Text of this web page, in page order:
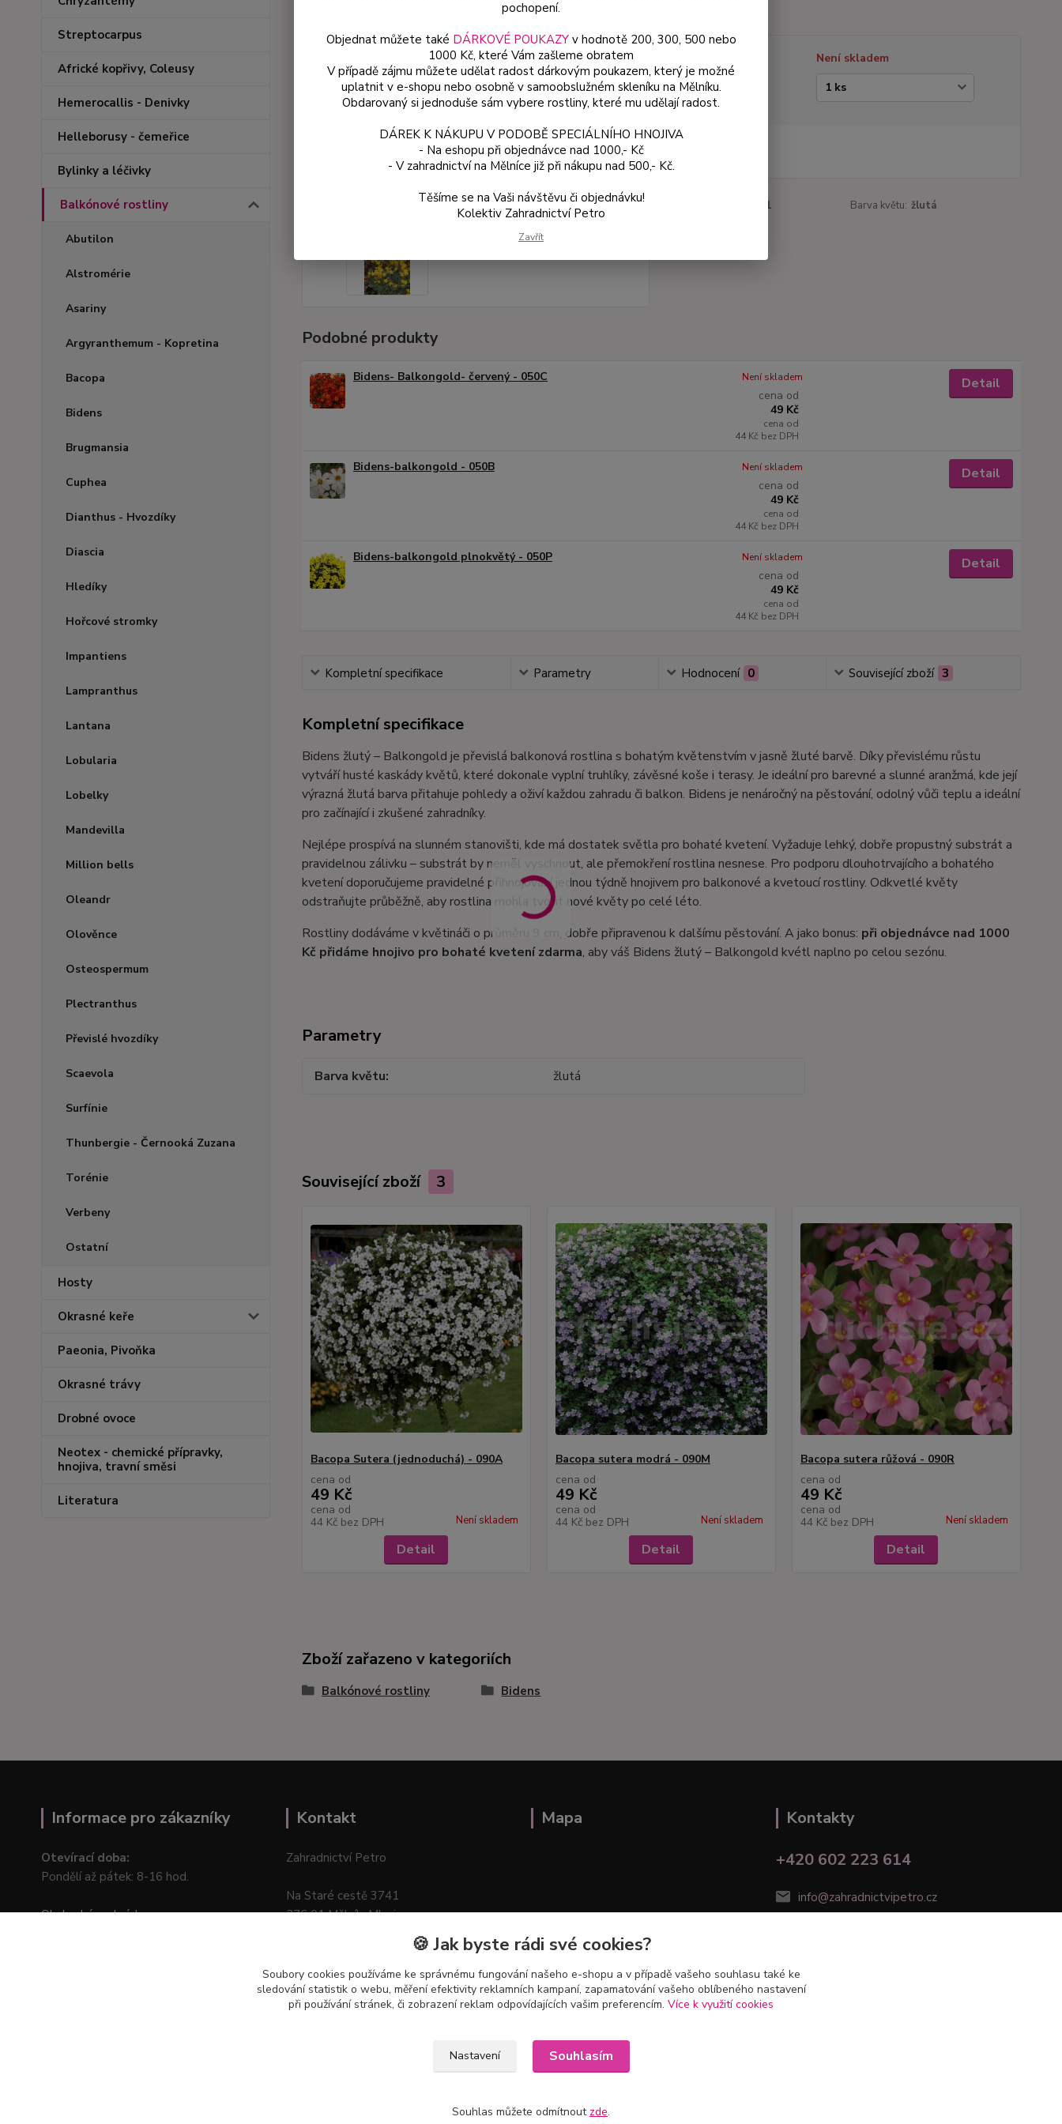
Streptocarpus
Africké kopřivy, Coleusy
Hemerocallis - Denivky
Helleborusy - čemeřice
Bylinky a léčivky
Balkónové rostliny
Abutilon
Alstromérie
Asariny
Argyranthemum - Kopretina
Bacopa
Bidens
Brugmansia
Cuphea
Dianthus - Hvozdíky
Diascia
Hledíky
Hořcové stromky
Impantiens
Lampranthus
Lantana
Lobularia
Lobelky
Mandevilla
Million bells
Oleandr
Olověnce
Osteospermum
Plectranthus
Převislé hvozdíky
Scaevola
Surfínie
Thunbergie - Černooká Zuzana
Torénie
Verbeny
Ostatní
Hosty
Okrasné keře
Paeonia, Pivoňka
Okrasné trávy
Drobné ovoce
Neotex - chemické přípravky,
hnojiva, travní směsi
Literatura
Není skladem
Varianta
50-1 Barva květu: žlutá
Podobné produkty
Bidens- Balkongold- červený - 050C
cena od
49 Kč
cena od
44 Kč bez DPH
Není skladem Detail
Bidens-balkongold - 050B
cena od
49 Kč
cena od
44 Kč bez DPH
Není skladem Detail
Bidens-balkongold plnokvětý - 050P
cena od
49 Kč
cena od
44 Kč bez DPH
Není skladem Detail
Kompletní specifikace Parametry Hodnocení 0 Související zboží 3
Kompletní specifikace
Bidens žlutý – Balkongold je převislá balkonová rostlina s bohatým květenstvím v jasně žluté barvě. Díky převislému růstu
vytváří husté kaskády květů, které dokonale vyplní truhlíky, závěsné koše i terasy. Je ideální pro barevné a slunné aranžmá, kde její
výrazná žlutá barva přitahuje pohledy a oživí každou zahradu či balkon. Bidens je nenáročný na pěstování, odolný vůči teplu a ideální
pro začínající i zkušené zahradníky.
Nejlépe prospívá na slunném stanovišti, kde má dostatek světla pro bohaté kvetení. Vyžaduje lehký, dobře propustný substrát a
pravidelnou zálivku – substrát by neměl vyschnout, ale přemokření rostlina nesnese. Pro podporu dlouhotrvajícího a bohatého
kvetení doporučujeme pravidelné přihnojování jednou týdně hnojivem pro balkonové a kvetoucí rostliny. Odkvetlé květy
odstraňujte průběžně, aby rostlina mohla tvořit nové květy po celé léto.
Rostliny dodáváme v květináči o průměru 9 cm, dobře připravenou k dalšímu pěstování. A jako bonus: při objednávce nad 1000
Kč přidáme hnojivo pro bohaté kvetení zdarma, aby váš Bidens žlutý – Balkongold kvétl naplno po celou sezónu.
Parametry
Barva květu žlutá
Související zboží 3
Bacopa Sutera (jednoduchá) - 090A
cena od
49 Kč
cena od
44 Kč bez DPH Není skladem
Detail
Bacopa sutera modrá - 090M
cena od
49 Kč
cena od
44 Kč bez DPH Není skladem
Detail
Bacopa sutera růžová - 090R
cena od
49 Kč
cena od
44 Kč bez DPH Není skladem
Detail
Zboží zařazeno v kategoriích
Balkónové rostliny Bidens
Informace pro zákazníky
Otevírací doba:
Pondělí až pátek: 8-16 hod.
Obchodní podmínky
Kontakt
Zahradnictví Petro
Na Staré cestě 3741
276 01 Mělník–Mlazice
Mapa
Kontakty
+420 602 223 614
info@zahradnictvipetro.cz
pochopení.
Objednat můžete také DÁRKOVÉ POUKAZYv hodnotě 200, 300, 500 nebo
1000 Kč, které Vám zašleme obratem
V případě zájmu můžete udělat radost dárkovým poukazem, který je možné
uplatnit v e-shopu nebo osobně v samoobslužném skleníku na Mělníku.
Obdarovaný si jednoduše sám vybere rostliny, které mu udělají radost.
DÁREK K NÁKUPU V PODOBĚ SPECIÁLNÍHO HNOJIVA
- Na eshopu při objednávce nad 1000,- Kč
- V zahradnictví na Mělníce již při nákupu nad 500,- Kč.
Těšíme se na Vaši návštěvu či objednávku!
Kolektiv Zahradnictví Petro
Zavřít
🍪 Jak byste rádi své cookies?
Soubory cookies používáme ke správnému fungování našeho e-shopu a v případě vašeho souhlasu také ke
sledování statistik o webu, měření efektivity reklamních kampaní, zapamatování vašeho oblíbeného nastavení
při používání stránek, či zobrazení reklam odpovídajících vašim preferencím. Více k využití cookies
Nastavení Souhlasím
Souhlas můžete odmítnout zde.